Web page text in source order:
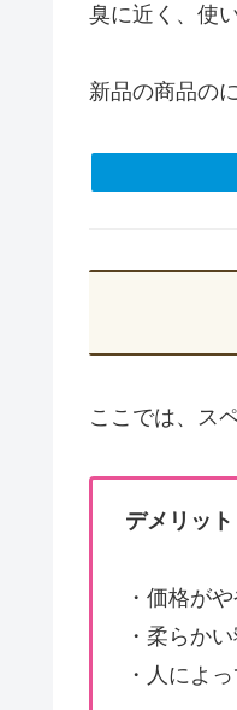
臭に近く、使
新品の商品の
ここでは、ス
デメリット
・価格が
・柔らか
・人によ